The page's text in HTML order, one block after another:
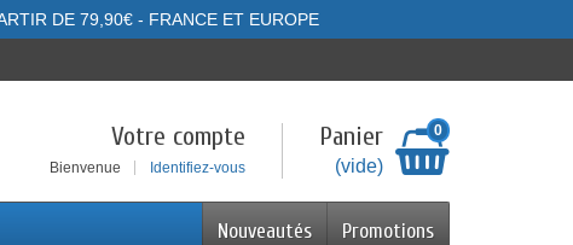
DE 79,90€ - FRANCE ET EUROPE
Panier
(vide)
0
Votre compte
Bienvenue Identifiez-vous
Promotions
Nouveautés